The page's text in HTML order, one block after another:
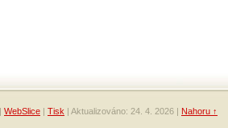
| WebSlice | Tisk | Aktualizováno: 24. 4. 2026 | Nahoru ↑